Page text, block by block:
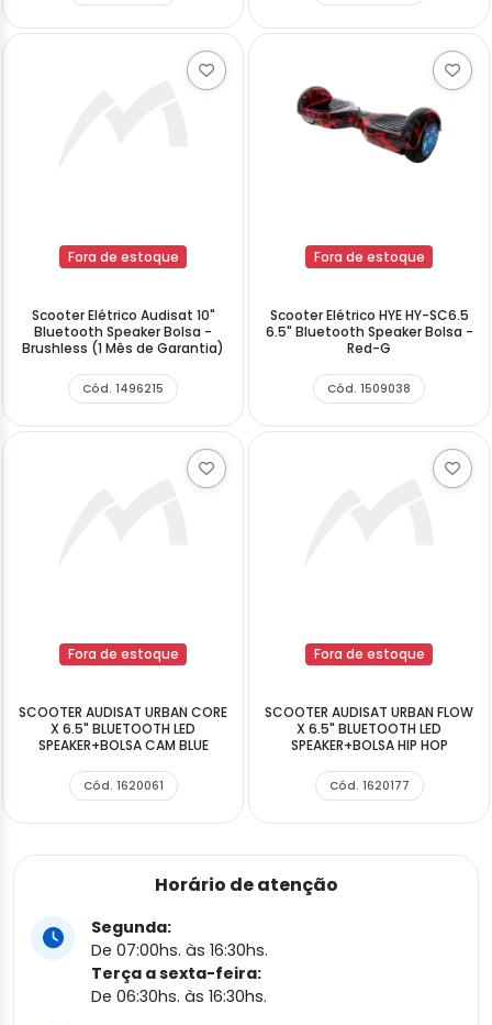
Fora de estoque
Scooter Elétrico Audisat 10"
Bluetooth Speaker Bolsa -
Brushless (1 Mês de Garantia)
Cód. 1496215
Fora de estoque
Scooter Elétrico HYE HY-SC6.5
6.5" Bluetooth Speaker Bolsa -
Red-G
Cód. 1509038
Fora de estoque
SCOOTER AUDISAT URBAN CORE
X 6.5" BLUETOOTH LED
SPEAKER+BOLSA CAM BLUE
Cód. 1620061
Fora de estoque
SCOOTER AUDISAT URBAN FLOW
X 6.5" BLUETOOTH LED
SPEAKER+BOLSA HIP HOP
Cód. 1620177
Horário de atenção
Segunda:
De 07:00hs. às 16:30hs.
Terça a sexta-feira:
De 06:30hs. às 16:30hs.